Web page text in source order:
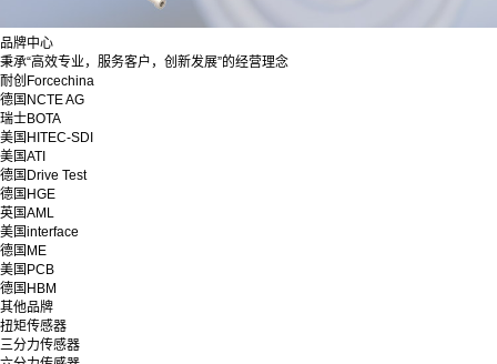
品牌中心
秉承“高效专业，服务客户，创新发展”的经营理念
耐创Forcechina
德国NCTE AG
瑞士BOTA
美国HITEC-SDI
美国ATI
德国Drive Test
德国HGE
英国AML
美国interface
德国ME
美国PCB
德国HBM
其他品牌
扭矩传感器
三分力传感器